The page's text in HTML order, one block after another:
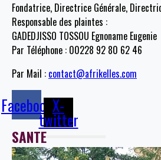
Fondatrice, Directrice Générale,
Responsable des plaintes :
GADEDJISSO TOSSOU Egnoname Eugenie
Par Téléphone : 00228 92 80 62 46
Par Mail : contact@afrikelles.com
FacebookX-
twitter
SANTE